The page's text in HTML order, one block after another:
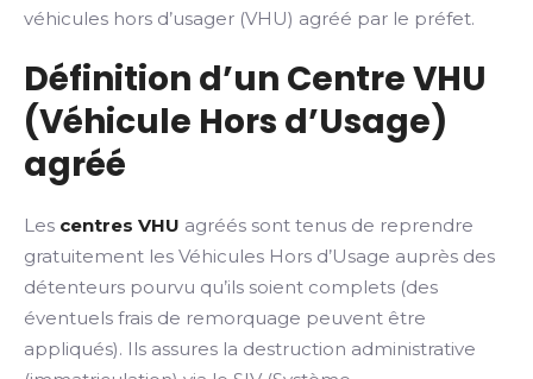
véhicules hors d’usager (VHU) agréé par le préfet.
Définition d’un Centre VHU
(Véhicule Hors d’Usage)
agréé
Les centres VHU agréés sont tenus de reprendre
gratuitement les Véhicules Hors d’Usage auprès des
détenteurs pourvu qu’ils soient complets (des
éventuels frais de remorquage peuvent être
appliqués). Ils assures la destruction administrative